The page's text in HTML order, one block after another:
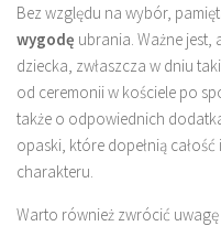
Bez względu na wybór,
wygodę ubrania. Ważne jest,
dziecka, zwłaszcza w dniu
od ceremonii w kościele po
także o odpowiednich
opaski, które dopełnią
charakteru.
Warto również zwrócić